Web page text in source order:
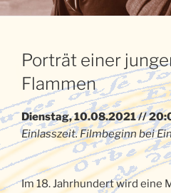
Porträt einer
Flammen
Dienstag, 10.08.2021 //
Einlasszeit. Filmbeginn bei
Im 18. Jahrhundert wird eine